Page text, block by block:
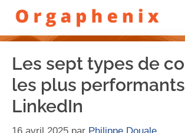
Les sept types de
les plus
LinkedIn
16 avril 2025 par Philippe Douale